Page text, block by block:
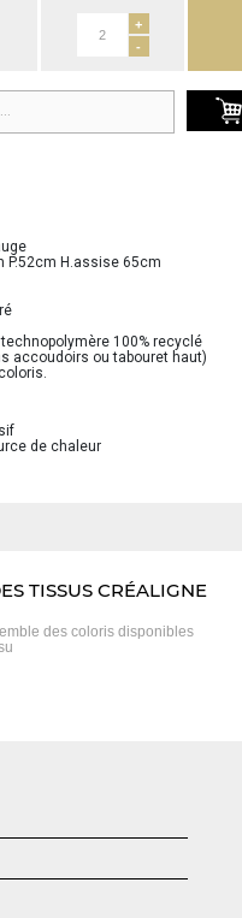
+
-
P.52cm H.assise 65cm
100% recyclé
accoudoirs ou tabouret haut)
de chaleur
TISSUS CRÉALIGNE
des coloris disponibles